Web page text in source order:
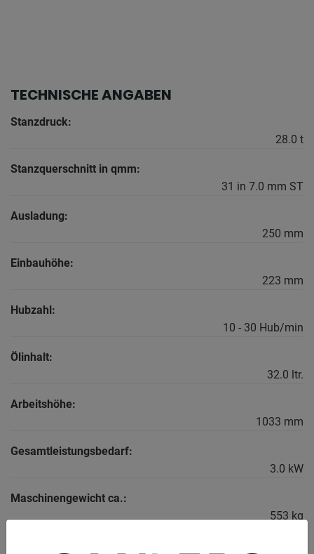
TECHNISCHE ANGABEN
Stanzdruck:
28.0 t
Stanzquerschnitt in qmm:
31 in 7.0 mm ST
Ausladung:
250 mm
Einbauhöhe:
223 mm
Hubzahl:
10 - 30 Hub/min
Ölinhalt:
32.0 ltr.
Arbeitshöhe:
1033 mm
Gesamtleistungsbedarf:
3.0 kW
Maschinengewicht ca.:
553 kg